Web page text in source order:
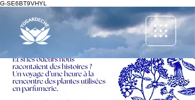
G-SE6BT9VHYL